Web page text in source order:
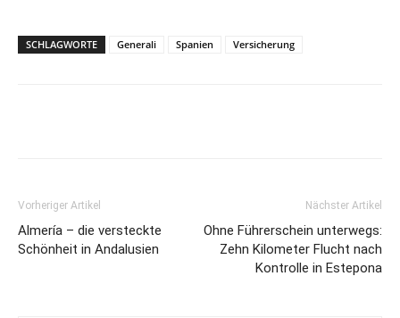
SCHLAGWORTE Generali Spanien Versicherung
Vorheriger Artikel
Almería – die versteckte
Schönheit in Andalusien
Nächster Artikel
Ohne Führerschein unterwegs:
Zehn Kilometer Flucht nach
Kontrolle in Estepona